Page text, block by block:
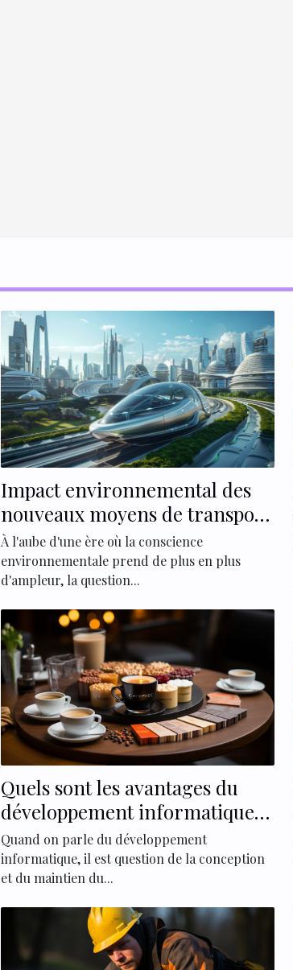
Impact environnemental des
nouveaux moyens de transport
urbains
À l'aube d'une ère où la conscience
environnementale prend de plus en plus
d'ampleur, la question...
Quels sont les avantages du
développement informatique
dans les différents secteurs
d'activité ?
Quand on parle du développement
informatique, il est question de la conception
et du maintien du...